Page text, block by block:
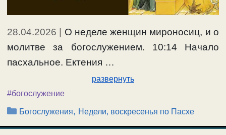
28.04.2026
О неделе женщин мироносиц, и о
молитве за богослужением. 10:14 Начало
пасхальное. Ектения …
развернуть
#богослужение
Рубрики
Богослужения, Недели, воскресенья по Пасхе